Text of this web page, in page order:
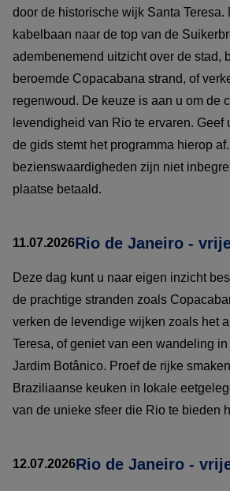
door de historische wijk Santa Teresa.
kabelbaan naar de top van de
adembenemend uitzicht over de stad,
beroemde Copacabana strand, of
regenwoud. De keuze is aan u om de
levendigheid van Rio te ervaren. Geef
de gids stemt het programma hierop
bezienswaardigheden zijn niet
plaatse betaald.
11.07.2026Rio de Janeiro -
Deze dag kunt u naar eigen inzicht
de prachtige stranden zoals
verken de levendige wijken zoals het
Teresa, of geniet van een wandeling
Jardim Botânico. Proef de rijke
Braziliaanse keuken in lokale
van de unieke sfeer die Rio te bieden
12.07.2026Rio de Janeiro -